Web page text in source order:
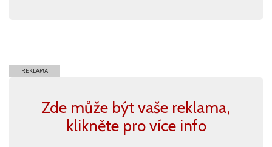
REKLAMA
Zde může být vaše reklama,
klikněte pro více info